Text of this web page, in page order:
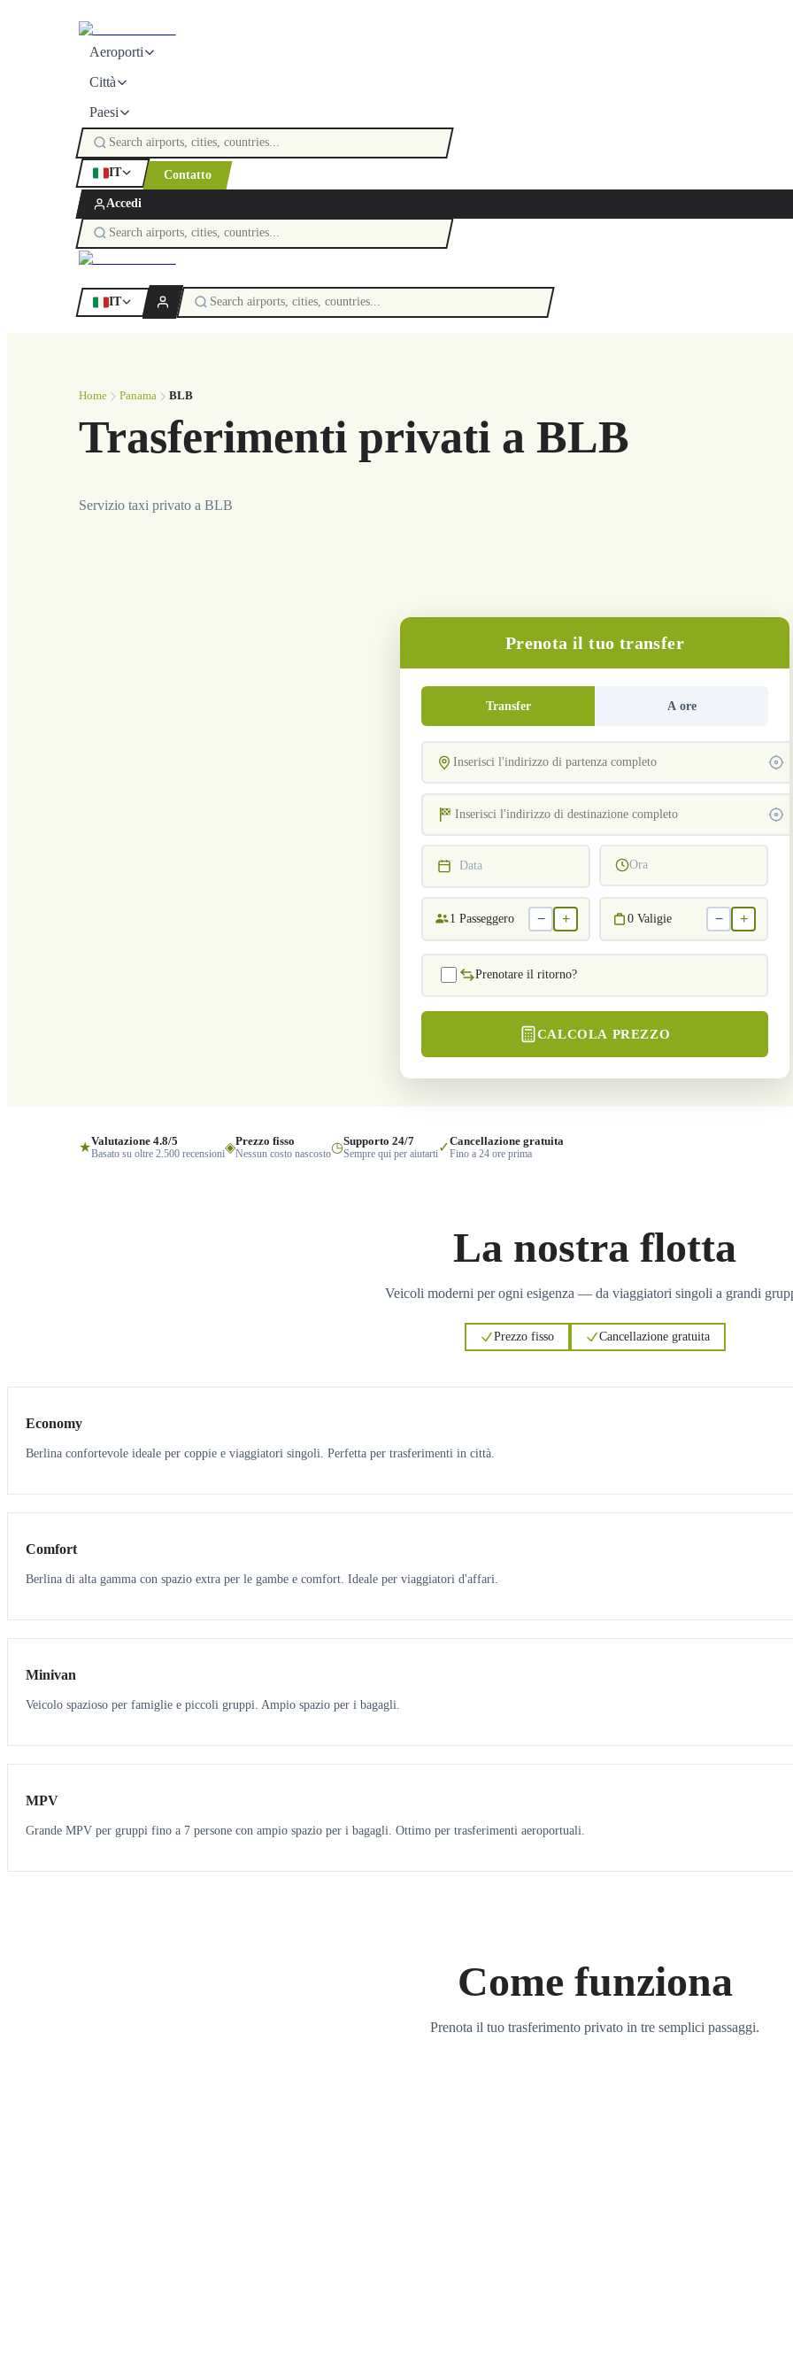
Aeroporti
Città
Paesi
IT Contatto
Accedi
IT
Home Panama BLB
Trasferimenti privati a BLB
Servizio taxi privato a BLB
Prenota il tuo transfer
Transfer A ore
Data Ora
1 Passeggero − + 0 Valigie − +
Prenotare il ritorno?
CALCOLA PREZZO
★Valutazione 4.8/5
Basato su oltre 2.500 recensioni◈Prezzo fisso
Nessun costo nascosto◷Supporto 24/7
Sempre qui per aiutarti✓Cancellazione gratuita
Fino a 24 ore prima
La nostra flotta
Veicoli moderni per ogni esigenza — da viaggiatori singoli a grandi
Prezzo fisso Cancellazione gratuita
Economy
Berlina confortevole ideale per coppie e viaggiatori singoli. Perfetta per trasferimenti in città.
3 3
Comfort
Berlina di alta gamma con spazio extra per le gambe e comfort. Ideale per viaggiatori d'affari.
6 5
Minivan
Veicolo spazioso per famiglie e piccoli gruppi. Ampio spazio per i bagagli.
7 7
MPV
Grande MPV per gruppi fino a 7 persone con ampio spazio per i bagagli. Ottimo per trasferimenti aeroportuali.
Come funziona
Prenota il tuo trasferimento privato in tre semplici passaggi.